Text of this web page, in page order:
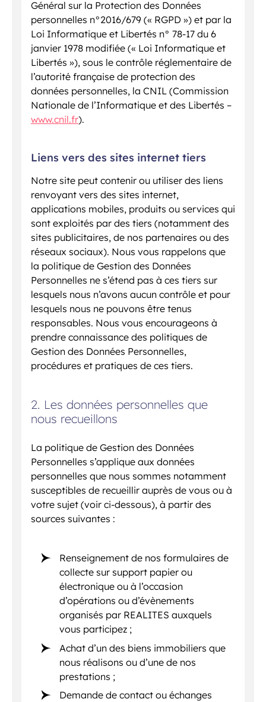
Général sur la Protection des Données
personnelles n°2016/679 (« RGPD ») et par la
Loi Informatique et Libertés n° 78-17 du 6
janvier 1978 modifiée (« Loi Informatique et
Libertés »), sous le contrôle réglementaire de
l’autorité française de protection des
données personnelles, la CNIL (Commission
Nationale de l’Informatique et des Libertés –
www.cnil.fr).
Liens vers des sites internet tiers
Notre site peut contenir ou utiliser des liens
renvoyant vers des sites internet,
applications mobiles, produits ou services qui
sont exploités par des tiers (notamment des
sites publicitaires, de nos partenaires ou des
réseaux sociaux). Nous vous rappelons que
la politique de Gestion des Données
Personnelles ne s’étend pas à ces tiers sur
lesquels nous n’avons aucun contrôle et pour
lesquels nous ne pouvons être tenus
responsables. Nous vous encourageons à
prendre connaissance des politiques de
Gestion des Données Personnelles,
procédures et pratiques de ces tiers.
2. Les données personnelles que
nous recueillons
La politique de Gestion des Données
Personnelles s’applique aux données
personnelles que nous sommes notamment
susceptibles de recueillir auprès de vous ou à
votre sujet (voir ci-dessous), à partir des
sources suivantes :
Renseignement de nos formulaires de
collecte sur support papier ou
électronique ou à l’occasion
d’opérations ou d’évènements
organisés par REALITES auxquels
vous participez ;
Achat d’un des biens immobiliers que
nous réalisons ou d’une de nos
prestations ;
Demande de contact ou échanges